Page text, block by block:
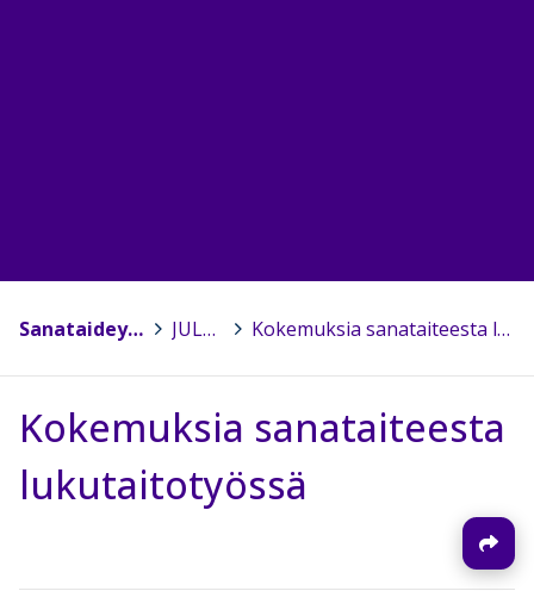
Sanataideyhdistys Yöstäjä > JULKAISUJA Kokemuksia sanataiteesta lukutaitotyössä
Kokemuksia sanataiteesta
lukutaitotyössä